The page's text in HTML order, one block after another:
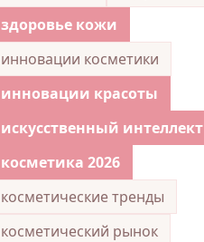
здоровье кожи
инновации косметики
инновации красоты
искусственный интеллект
косметика 2026
косметические тренды
косметический рынок